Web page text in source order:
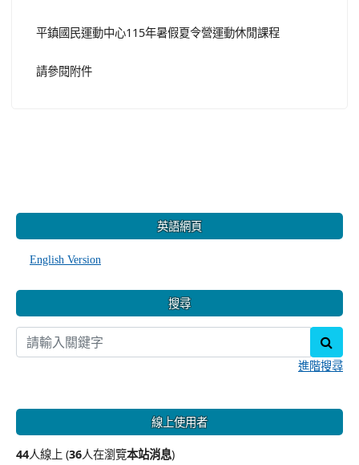
平鎮國民運動中心115年暑假夏令營運動休閒課程
請參閱附件
英語網頁
English Version
搜尋
進階搜尋
線上使用者
44人線上 (36人在瀏覽本站消息)